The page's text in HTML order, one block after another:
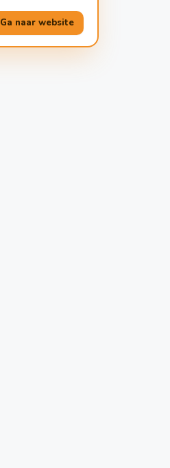
Ga naar website